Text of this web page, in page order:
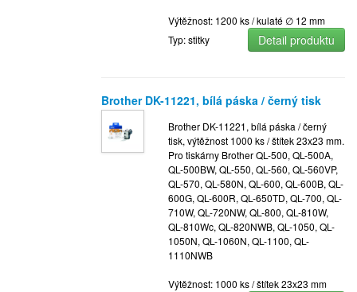
Výtěžnost: 1200 ks / kulaté ∅ 12 mm
Typ: stitky
Detail produktu
Brother DK-11221, bílá páska / černý tisk
Brother DK-11221, bílá páska / černý
tisk, výtěžnost 1000 ks / štítek 23x23 mm.
Pro tiskárny Brother QL-500, QL-500A,
QL-500BW, QL-550, QL-560, QL-560VP,
QL-570, QL-580N, QL-600, QL-600B, QL-
600G, QL-600R, QL-650TD, QL-700, QL-
710W, QL-720NW, QL-800, QL-810W,
QL-810Wc, QL-820NWB, QL-1050, QL-
1050N, QL-1060N, QL-1100, QL-
1110NWB
Výtěžnost: 1000 ks / štítek 23x23 mm